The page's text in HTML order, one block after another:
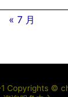
« 7 月
Copyrights ©